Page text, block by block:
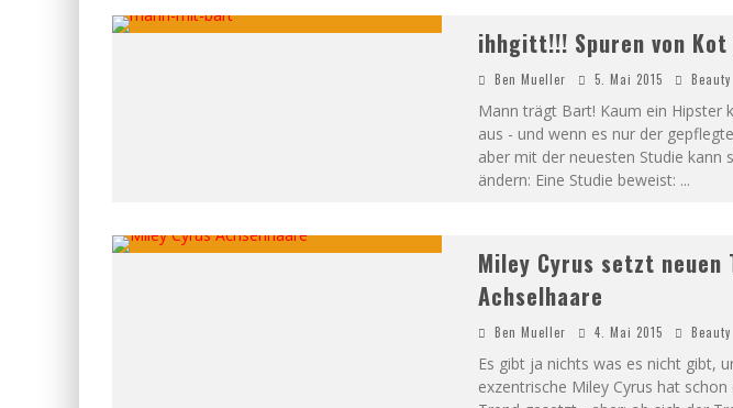
ihhgitt!!! Spuren von
Ben Mueller 5. Mai 2015 Beauty
Mann trägt Bart! Kaum ein Hipster
aus - und wenn es nur der
aber mit der neuesten Studie kann
ändern: Eine Studie beweist: ...
Miley Cyrus setzt
Achselhaare
Ben Mueller 4. Mai 2015 Beauty
Es gibt ja nichts was es nicht gibt,
exzentrische Miley Cyrus hat